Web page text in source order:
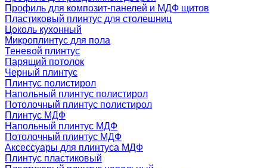
Профиль для композит-панелей и МДФ щитов
Пластиковый плинтус для столешниц
Цоколь кухонный
Микроплинтус для пола
Теневой плинтус
Парящий потолок
Черный плинтус
Плинтус полистирол
Напольный плинтус полистирол
Потолочный плинтус полистирол
Плинтус МДФ
Напольный плинтус МДФ
Потолочный плинтус МДФ
Аксессуары для плинтуса МДФ
Плинтус пластиковый